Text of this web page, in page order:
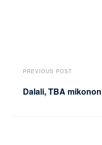
PREVIOUS POST
Dalali, TBA